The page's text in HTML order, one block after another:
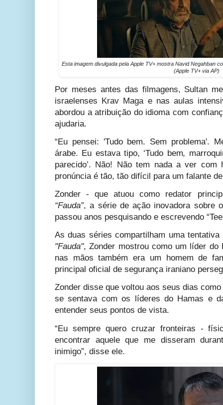
Esta imagem divulgada pela Apple TV+ mostra Navid Negahban
(Apple TV+ via AP)
Por meses antes das filmagens, Sultan
israelenses Krav Maga e nas aulas
abordou a atribuição do idioma com
ajudaria.
“Eu pensei: 'Tudo bem. Sem problema'.
árabe. Eu estava tipo, ‘Tudo bem,
parecido’. Não! Não tem nada a ver
pronúncia é tão, tão difícil para um falante
Zonder - que atuou como redator
“Fauda”, a série de ação inovadora sobre
passou anos pesquisando e escrevendo
As duas séries compartilham uma
"Fauda", Zonder mostrou como um líder do
nas mãos também era um homem de
principal oficial de segurança iraniano
Zonder disse que voltou aos seus dias
se sentava com os líderes do Hamas e
entender seus pontos de vista.
“Eu sempre quero cruzar fronteiras -
encontrar aquele que me disseram
inimigo”, disse ele.